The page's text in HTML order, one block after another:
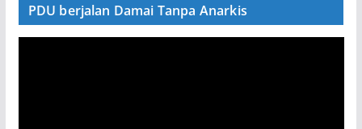
PDU berjalan Damai Tanpa Anarkis